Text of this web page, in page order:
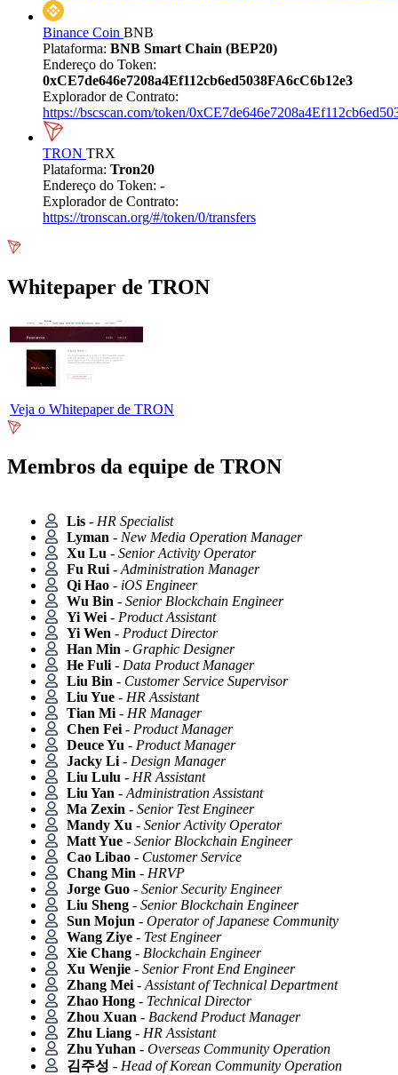
Binance Coin BNB
Plataforma: BNB Smart Chain (BEP20)
Endereço do Token:
0xCE7de646e7208a4Ef112cb6ed5038FA6cC6b12e3
Explorador de Contrato:
https://bscscan.com/token/
TRON TRX
Plataforma: Tron20
Endereço do Token: -
Explorador de Contrato:
https://tronscan.org/#/token/0/transfers
Whitepaper de TRON
Veja o Whitepaper de TRON
Membros da equipe de TRON
Lis - HR Specialist
Lyman - New Media Operation Manager
Xu Lu - Senior Activity Operator
Fu Rui - Administration Manager
Qi Hao - iOS Engineer
Wu Bin - Senior Blockchain Engineer
Yi Wei - Product Assistant
Yi Wen - Product Director
Han Min - Graphic Designer
He Fuli - Data Product Manager
Liu Bin - Customer Service Supervisor
Liu Yue - HR Assistant
Tian Mi - HR Manager
Chen Fei - Product Manager
Deuce Yu - Product Manager
Jacky Li - Design Manager
Liu Lulu - HR Assistant
Liu Yan - Administration Assistant
Ma Zexin - Senior Test Engineer
Mandy Xu - Senior Activity Operator
Matt Yue - Senior Blockchain Engineer
Cao Libao - Customer Service
Chang Min - HRVP
Jorge Guo - Senior Security Engineer
Liu Sheng - Senior Blockchain Engineer
Sun Mojun - Operator of Japanese Community
Wang Ziye - Test Engineer
Xie Chang - Blockchain Engineer
Xu Wenjie - Senior Front End Engineer
Zhang Mei - Assistant of Technical Department
Zhao Hong - Technical Director
Zhou Xuan - Backend Product Manager
Zhu Liang - HR Assistant
Zhu Yuhan - Overseas Community Operation
김주성 - Head of Korean Community Operation